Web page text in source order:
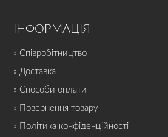
ІНФОРМАЦІЯ
» Співробітництво
» Доставка
» Способи оплати
» Повернення товару
» Політика конфіденційності